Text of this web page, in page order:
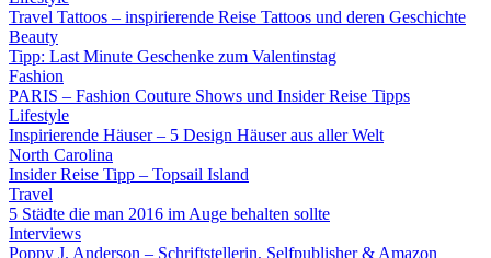
Travel Tattoos – inspirierende Reise Tattoos und deren Geschichte
Beauty
Tipp: Last Minute Geschenke zum Valentinstag
Fashion
PARIS – Fashion Couture Shows und Insider Reise Tipps
Lifestyle
Inspirierende Häuser – 5 Design Häuser aus aller Welt
North Carolina
Insider Reise Tipp – Topsail Island
Travel
5 Städte die man 2016 im Auge behalten sollte
Interviews
Poppy J. Anderson – Schriftstellerin, Selfpublisher & Amazon